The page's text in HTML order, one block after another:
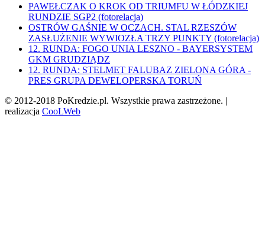
PAWEŁCZAK O KROK OD TRIUMFU W ŁÓDZKIEJ
RUNDZIE SGP2 (fotorelacja)
OSTRÓW GAŚNIE W OCZACH. STAL RZESZÓW
ZASŁUŻENIE WYWIOZŁA TRZY PUNKTY (fotorelacja)
12. RUNDA: FOGO UNIA LESZNO - BAYERSYSTEM
GKM GRUDZIĄDZ
12. RUNDA: STELMET FALUBAZ ZIELONA GÓRA -
PRES GRUPA DEWELOPERSKA TORUŃ
© 2012-2018 PoKredzie.pl. Wszystkie prawa zastrzeżone. |
realizacja CooLWeb